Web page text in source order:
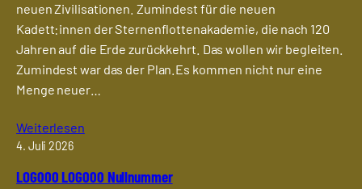
neuen Zivilisationen. Zumindest für die neuen
Kadett:innen der Sternenflottenakademie, die nach 120
Jahren auf die Erde zurückkehrt. Das wollen wir begleiten.
Zumindest war das der Plan.Es kommen nicht nur eine
Menge neuer…
Weiterlesen
4. Juli 2026
LOG000 LOG000 Nullnummer